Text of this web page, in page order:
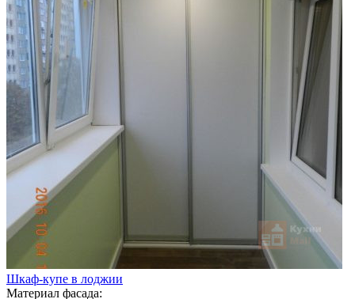
Шкаф-купе в лоджии
Материал фасада: